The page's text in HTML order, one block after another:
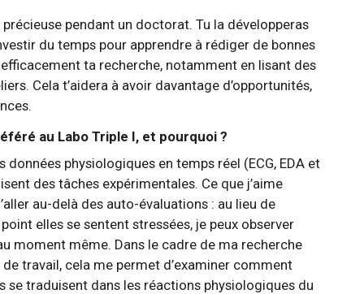
pendant un doctorat. Tu la développeras
du temps pour apprendre à rédiger de bonnes
ta recherche, notamment en lisant des
Cela t’aidera à avoir davantage d’opportunités,
au Labo Triple I, et pourquoi ?
physiologiques en temps réel (ECG, EDA et
des tâches expérimentales. Ce que j’aime
au-delà des auto-évaluations : au lieu de
elles se sentent stressées, je peux observer
moment même. Dans le cadre de ma recherche
travail, cela me permet d’examiner comment
traduisent dans les réactions physiologiques du